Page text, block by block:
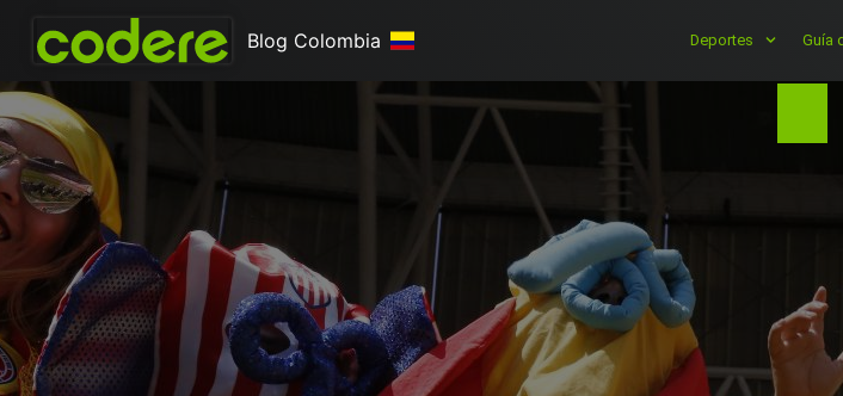
Blog Colombia Deportes Guía